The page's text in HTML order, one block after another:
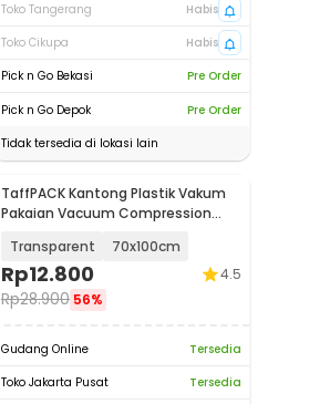
Toko Tangerang
Habis
Toko Cikupa
Habis
Pick n Go Bekasi
Pre Order
Pick n Go Depok
Pre Order
Tidak tersedia di lokasi lain
TaffPACK Kantong Plastik Vakum
Pakaian Vacuum Compression
Transparent 70x100cm
Rp12.800
Rp28.900 56%
4.5
Gudang Online
Tersedia
Toko Jakarta Pusat
Tersedia